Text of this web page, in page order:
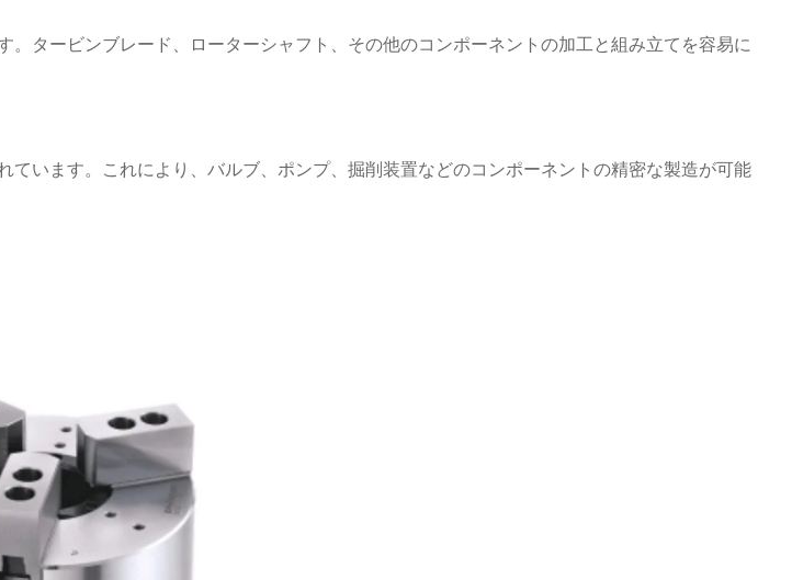
。タービンブレード、ローターシャフト、その他のコンポーネントの加工と組み立てを容易に
います。これにより、バルブ、ポンプ、掘削装置などのコンポーネントの精密な製造が可能